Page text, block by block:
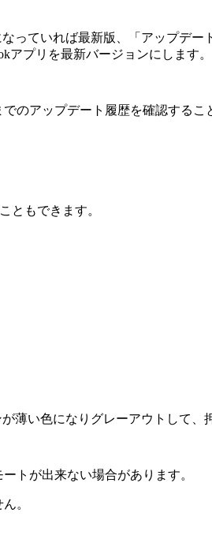
っていれば最新版、「アップデ
アプリを最新バージョンにします。
のアップデート履歴を確認するこ
ともできます。
薄い色になりグレーアウトして、
トが出来ない場合があります。
。